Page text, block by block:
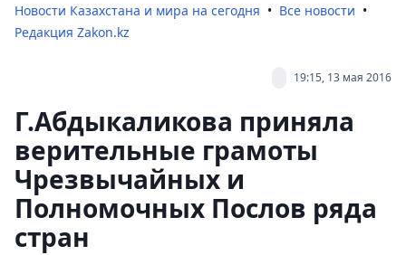
Новости Казахстана и мира на сегодня
Все новости
Редакция Zakon.kz
19:15, 13 мая 2016
Г.Абдыкаликова приняла
верительные грамоты
Чрезвычайных и
Полномочных Послов ряда
стран